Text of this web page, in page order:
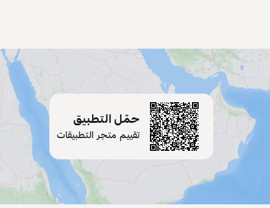
حمّل التطبيق
تقييم متجر التطبيقات